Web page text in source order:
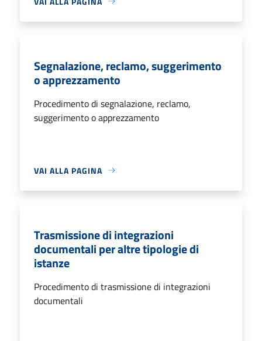
Segnalazione, reclamo, suggerimento
o apprezzamento
Procedimento di segnalazione, reclamo,
suggerimento o apprezzamento
VAI ALLA PAGINA
Trasmissione di integrazioni
documentali per altre tipologie di
istanze
Procedimento di trasmissione di integrazioni
documentali